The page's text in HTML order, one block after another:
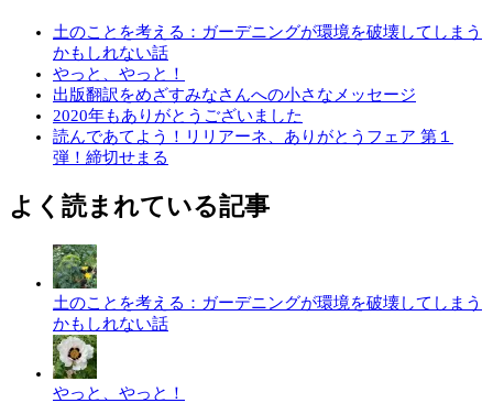
土のことを考える：ガーデニングが環境を破壊してしまう
かもしれない話
やっと、やっと！
出版翻訳をめざすみなさんへの小さなメッセージ
2020年もありがとうございました
読んであてよう！リリアーネ、ありがとうフェア 第１
弾！締切せまる
よく読まれている記事
土のことを考える：ガーデニングが環境を破壊してしまう
かもしれない話
やっと、やっと！